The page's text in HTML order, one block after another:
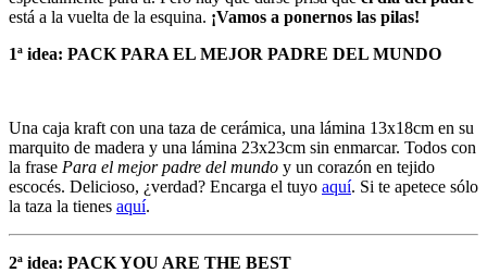
está a la vuelta de la esquina. ¡Vamos a ponernos las pilas!
1ª idea: PACK PARA EL MEJOR PADRE DEL MUNDO
Una caja kraft con una taza de cerámica, una lámina 13x18cm en su
marquito de madera y una lámina 23x23cm sin enmarcar. Todos con
la frase Para el mejor padre del mundo y un corazón en tejido
escocés. Delicioso, ¿verdad? Encarga el tuyo aquí. Si te apetece sólo
la taza la tienes aquí.
2ª idea: PACK YOU ARE THE BEST